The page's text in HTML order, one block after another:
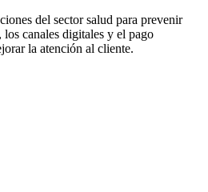
del sector salud para prevenir
canales digitales y el pago
la atención al cliente.